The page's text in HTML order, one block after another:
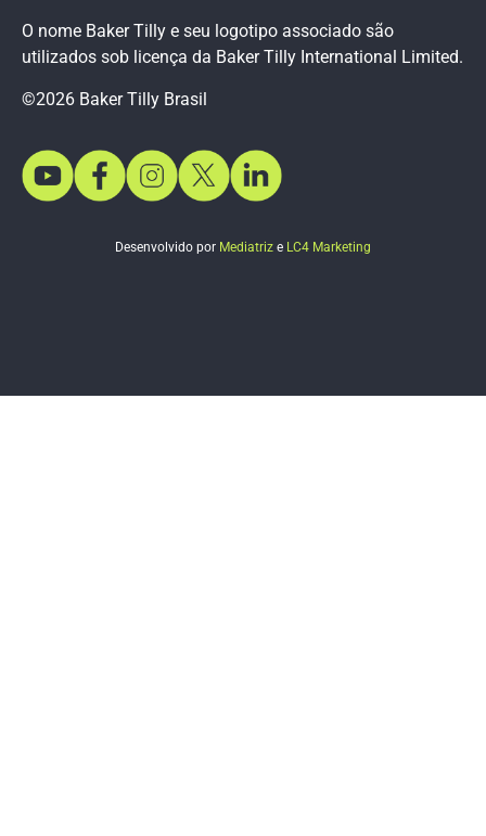
O nome Baker Tilly e seu logotipo associado são
utilizados sob licença da Baker Tilly International Limited.
©2026 Baker Tilly Brasil
Desenvolvido por Mediatriz e LC4 Marketing